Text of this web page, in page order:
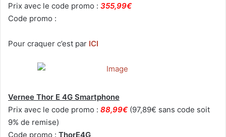
Prix avec le code promo : 355,99€
Code promo :
Pour craquer c’est par ICI
Vernee Thor E 4G Smartphone
Prix avec le code promo : 88,99€ (97,89€ sans code soit
9% de remise)
Code promo : ThorE4G